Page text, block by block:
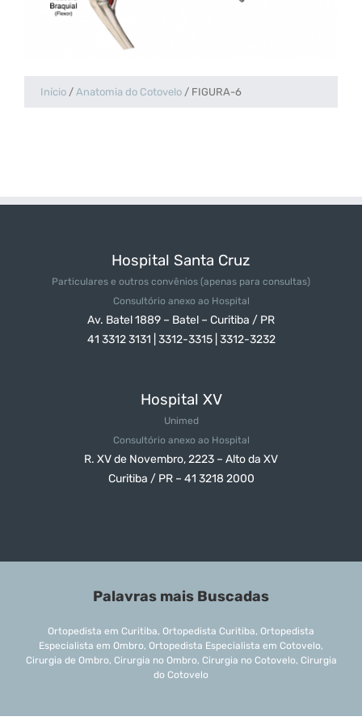
Início / Anatomia do Cotovelo / FIGURA-6
Hospital Santa Cruz
Particulares e outros convênios (apenas para consultas)
Consultório anexo ao Hospital
Av. Batel 1889 – Batel – Curitiba / PR
41 3312 3131 | 3312-3315 | 3312-3232
Hospital XV
Unimed
Consultório anexo ao Hospital
R. XV de Novembro, 2223 – Alto da XV
Curitiba / PR – 41 3218 2000
Palavras mais Buscadas
Ortopedista em Curitiba, Ortopedista Curitiba, Ortopedista
Especialista em Ombro, Ortopedista Especialista em Cotovelo,
Cirurgia de Ombro, Cirurgia no Ombro, Cirurgia no Cotovelo, Cirurgia
do Cotovelo